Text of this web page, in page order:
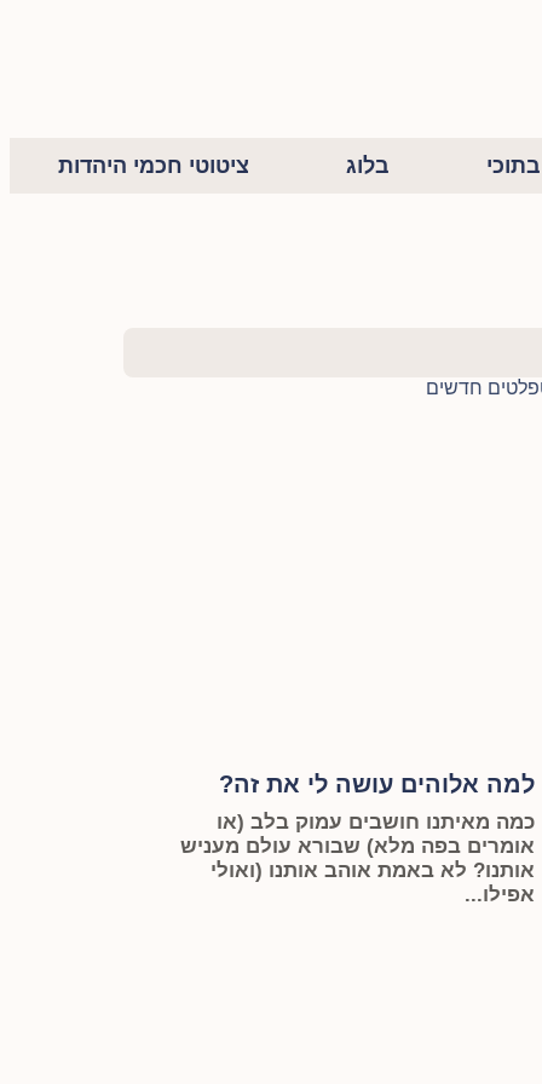
בלוג ציטוטי חכמי היהדות
למה אלוהים עושה לי את זה?
כמה מאיתנו חושבים עמוק בלב (או
אומרים בפה מלא) שבורא עולם מעניש
אותנו? לא באמת אוהב אותנו (ואולי
אפילו...